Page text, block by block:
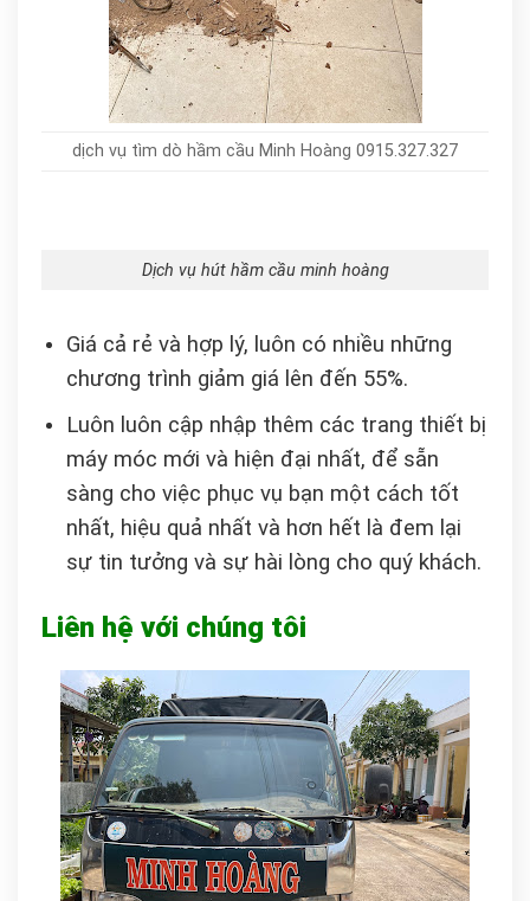
dịch vụ tìm dò hầm cầu Minh Hoàng 0915.327.327
Dịch vụ hút hầm cầu minh hoàng
Giá cả rẻ và hợp lý, luôn có nhiều những
chương trình giảm giá lên đến 55%.
Luôn luôn cập nhập thêm các trang thiết bị
máy móc mới và hiện đại nhất, để sẵn
sàng cho việc phục vụ bạn một cách tốt
nhất, hiệu quả nhất và hơn hết là đem lại
sự tin tưởng và sự hài lòng cho quý khách.
Liên hệ với chúng tôi